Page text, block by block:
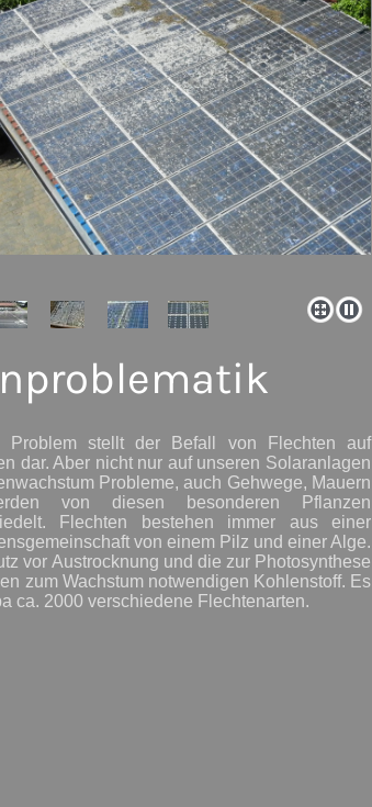
Problem stellt der Befall von Flechten auf
dar. Aber nicht nur auf unseren Solaranlagen
Probleme, auch Gehwege, Mauern
von diesen besonderen Pflanzen
Flechten bestehen immer aus einer
von einem Pilz und einer Alge.
vor Austrocknung und die zur Photosynthese
zum Wachstum notwendigen Kohlenstoff. Es
ca. 2000 verschiedene Flechtenarten.